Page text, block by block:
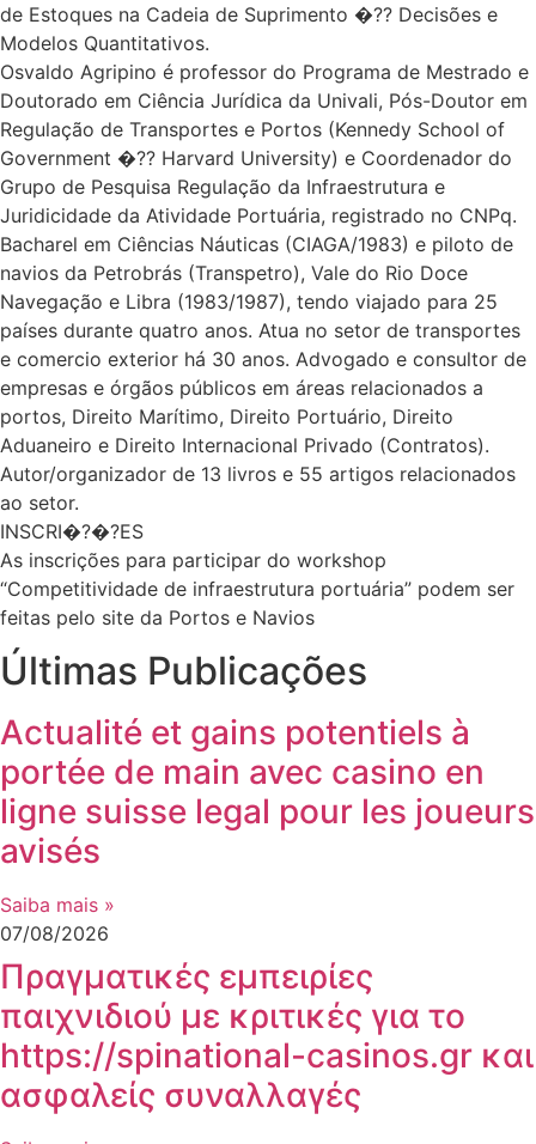
de Estoques na Cadeia de Suprimento �?? Decisões e
Modelos Quantitativos.
Osvaldo Agripino é professor do Programa de Mestrado e
Doutorado em Ciência Jurídica da Univali, Pós-Doutor em
Regulação de Transportes e Portos (Kennedy School of
Government �?? Harvard University) e Coordenador do
Grupo de Pesquisa Regulação da Infraestrutura e
Juridicidade da Atividade Portuária, registrado no CNPq.
Bacharel em Ciências Náuticas (CIAGA/1983) e piloto de
navios da Petrobrás (Transpetro), Vale do Rio Doce
Navegação e Libra (1983/1987), tendo viajado para 25
países durante quatro anos. Atua no setor de transportes
e comercio exterior há 30 anos. Advogado e consultor de
empresas e órgãos públicos em áreas relacionados a
portos, Direito Marítimo, Direito Portuário, Direito
Aduaneiro e Direito Internacional Privado (Contratos).
Autor/organizador de 13 livros e 55 artigos relacionados
ao setor.
INSCRI�?�?ES
As inscrições para participar do workshop
“Competitividade de infraestrutura portuária” podem ser
feitas pelo site da Portos e Navios
Últimas Publicações
Actualité et gains potentiels à
portée de main avec casino en
ligne suisse legal pour les joueurs
avisés
Saiba mais »
07/08/2026
Πραγματικές εμπειρίες
παιχνιδιού με κριτικές για το
https://spinational-casinos.gr και
ασφαλείς συναλλαγές